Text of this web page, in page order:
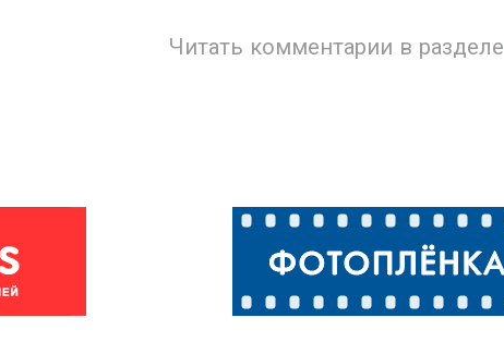
Читать комментарии в разделе